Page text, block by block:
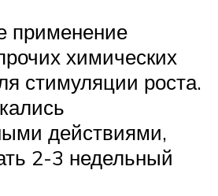
применение
химических
стимуляции роста.
действиями,
2-3 недельный